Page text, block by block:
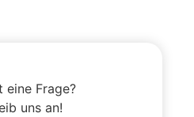
eine Frage?
uns an!